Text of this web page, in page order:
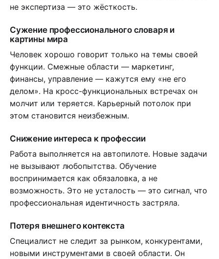
не экспертиза — это жёсткость.
Сужение профессионального словаря и
картины мира
Человек хорошо говорит только на темы своей
функции. Смежные области — маркетинг,
финансы, управление — кажутся ему «не его
делом». На кросс-функциональных встречах он
молчит или теряется. Карьерный потолок при
этом становится неизбежным.
Снижение интереса к профессии
Работа выполняется на автопилоте. Новые задачи
не вызывают любопытства. Обучение
воспринимается как обязаловка, а не
возможность. Это не усталость — это сигнал, что
профессиональная идентичность застряла.
Потеря внешнего контекста
Специалист не следит за рынком, конкурентами,
новыми инструментами в своей области. Он